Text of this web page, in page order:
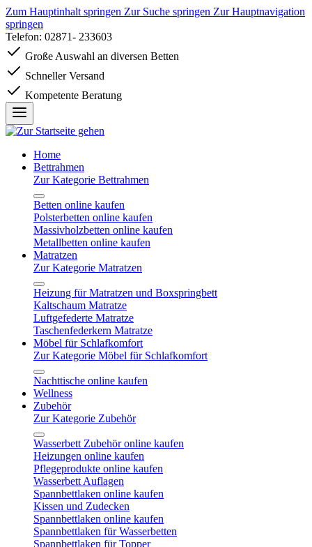
Zum Hauptinhalt springen Zur Suche springen Zur Hauptnavigation
springen
Telefon: 02871- 233603
Große Auswahl an diversen Betten
Schneller Versand
Kompetente Beratung
Home
Bettrahmen
Zur Kategorie Bettrahmen
Betten online kaufen
Polsterbetten online kaufen
Massivholzbetten online kaufen
Metallbetten online kaufen
Matratzen
Zur Kategorie Matratzen
Heizung für Matratzen und Boxspringbett
Kaltschaum Matratze
Luftgefederte Matratze
Taschenfederkern Matratze
Möbel für Schlafkomfort
Zur Kategorie Möbel für Schlafkomfort
Nachttische online kaufen
Wellness
Zubehör
Zur Kategorie Zubehör
Wasserbett Zubehör online kaufen
Heizungen online kaufen
Pflegeprodukte online kaufen
Wasserbett Auflagen
Spannbettlaken online kaufen
Kissen und Zudecken
Spannbettlaken online kaufen
Spannbettlaken für Wasserbetten
Spannbettlaken für Topper